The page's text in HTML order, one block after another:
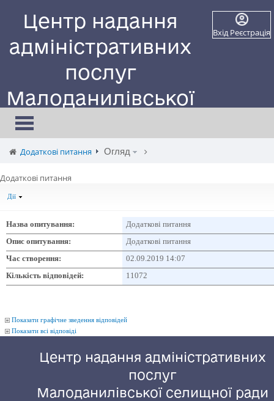
Центр надання
адміністративних
послуг
Малоданилівської
селищної ради
Сайт працює в тестовому режимі
Вхід Реєстрація
Toggle
navigation
Додаткові питання
Огляд
Додаткові питання
Дії
Назва опитування:
Додаткові питання
Опис опитування:
Додаткові питання
Час створення:
02.09.2019 14:07
Кількість відповідей:
11072
Показати графічне зведення відповідей
Показати всі відповіді
Центр надання адміністративних
послуг
Малоданилівської селищної ради